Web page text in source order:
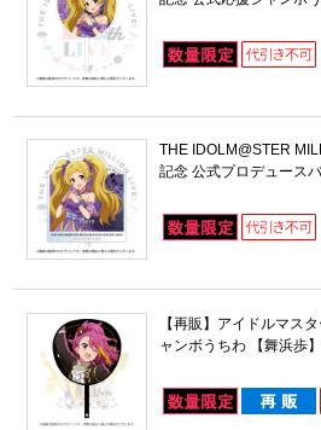
THE IDOLM@STER
記念 公式プロデュース
【再販】アイドルマス
ャンボうちわ 【舞浜歩